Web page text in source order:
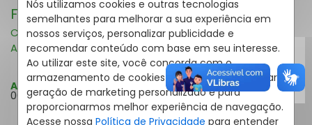
Nós utilizamos cookies e outras tecnologias
semelhantes para melhorar a sua experiência em
nossos serviços, personalizar publicidade e
recomendar conteúdo com base em seu interesse.
Ao utilizar este site, você concorda com o
armazenamento de cookies em seu dispositivo para
geração de marketing personalizado e para
proporcionarmos melhor experiência de navegação.
Acesse nossa Política de Privacidade para entender
Fale pelo WhatsApp
Compra e Venda
Aluguel
41 3995-2591
Atendimento Online: Segunda a Domingo: 08h30 às
00h